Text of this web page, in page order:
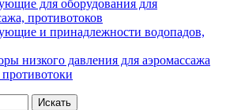
для оборудования для
противотоков
и принадлежности водопадов,
низкого давления для аэромассажа
Искать